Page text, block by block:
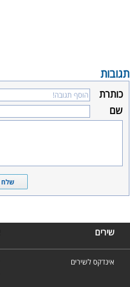
תגובות
כותרת
שם
שירים
אינדקס לשירים